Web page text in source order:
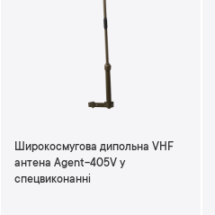
Широкосмугова дипольна VHF
антена Agent-405V у
спецвиконанні